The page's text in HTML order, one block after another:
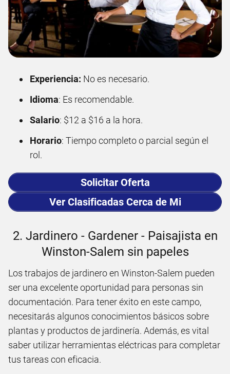
Experiencia: No es necesario.
Idioma: Es recomendable.
Salario: $12 a $16 a la hora.
Horario: Tiempo completo o parcial según el
rol.
Solicitar Oferta
Ver Clasificadas Cerca de Mi
2. Jardinero - Gardener - Paisajista en
Winston-Salem sin papeles
Los trabajos de jardinero en Winston-Salem pueden
ser una excelente oportunidad para personas sin
documentación. Para tener éxito en este campo,
necesitarás algunos conocimientos básicos sobre
plantas y productos de jardinería. Además, es vital
saber utilizar herramientas eléctricas para completar
tus tareas con eficacia.